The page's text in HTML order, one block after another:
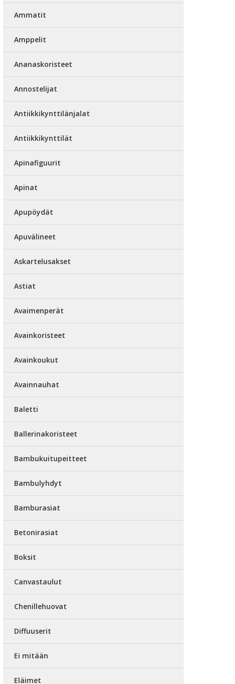
Ammatit
Amppelit
Ananaskoristeet
Annostelijat
Antiikkikynttilänjalat
Antiikkikynttilät
Apinafiguurit
Apinat
Apupöydät
Apuvälineet
Askartelusakset
Astiat
Avaimenperät
Avainkoristeet
Avainkoukut
Avainnauhat
Baletti
Ballerinakoristeet
Bambukuitupeitteet
Bambulyhdyt
Bamburasiat
Betonirasiat
Boksit
Canvastaulut
Chenillehuovat
Diffuuserit
Ei mitään
Eläimet